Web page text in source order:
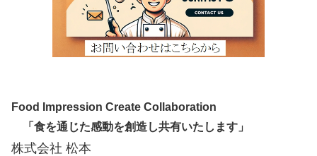
Food Impression Create Collaboration
「食を通じた感動を創造し共有いたします」
株式会社 松本